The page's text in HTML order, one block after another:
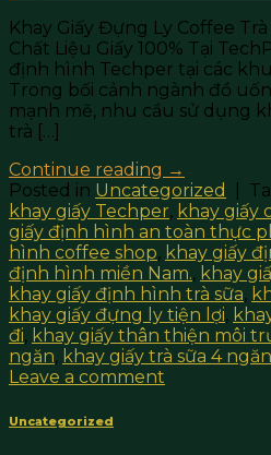
Khay Giấy Đựng Ly Coffee
Chất Liệu Giấy 100% Tại
định hình Techper tại các
Trong bối cảnh ngành đồ
mạnh mẽ, nhu cầu sử dụng
trà […]
Continue reading →
Posted in Uncategorized
khay giấy Techper, khay giấy
giấy định hình an toàn thực
hình coffee shop, khay giấy
định hình miền Nam., khay
khay giấy định hình trà sữa,
khay giấy đựng ly tiện lợi,
đi, khay giấy thân thiện môi
ngăn, khay giấy trà sữa 4 ngăn
Leave a comment
Uncategorized